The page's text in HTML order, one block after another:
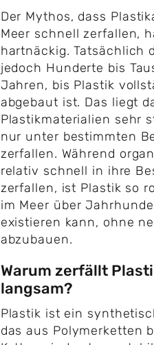
Der Mythos, dass
Meer schnell zerfallen,
hartnäckig. Tatsächlich
jedoch Hunderte bis
Jahren, bis Plastik
abgebaut ist. Das liegt
Plastikmaterialien sehr
nur unter bestimmten
zerfallen. Während
relativ schnell in ihre
zerfallen, ist Plastik so
im Meer über
existieren kann, ohne
abzubauen.
Warum zerfällt
langsam?
Plastik ist ein
das aus Polymerketten